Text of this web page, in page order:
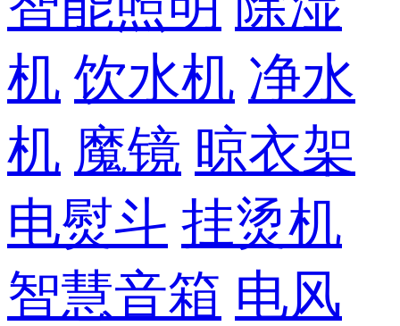
机 饮水机 净水
机 魔镜 晾衣架
电熨斗 挂烫机
智慧音箱 电风